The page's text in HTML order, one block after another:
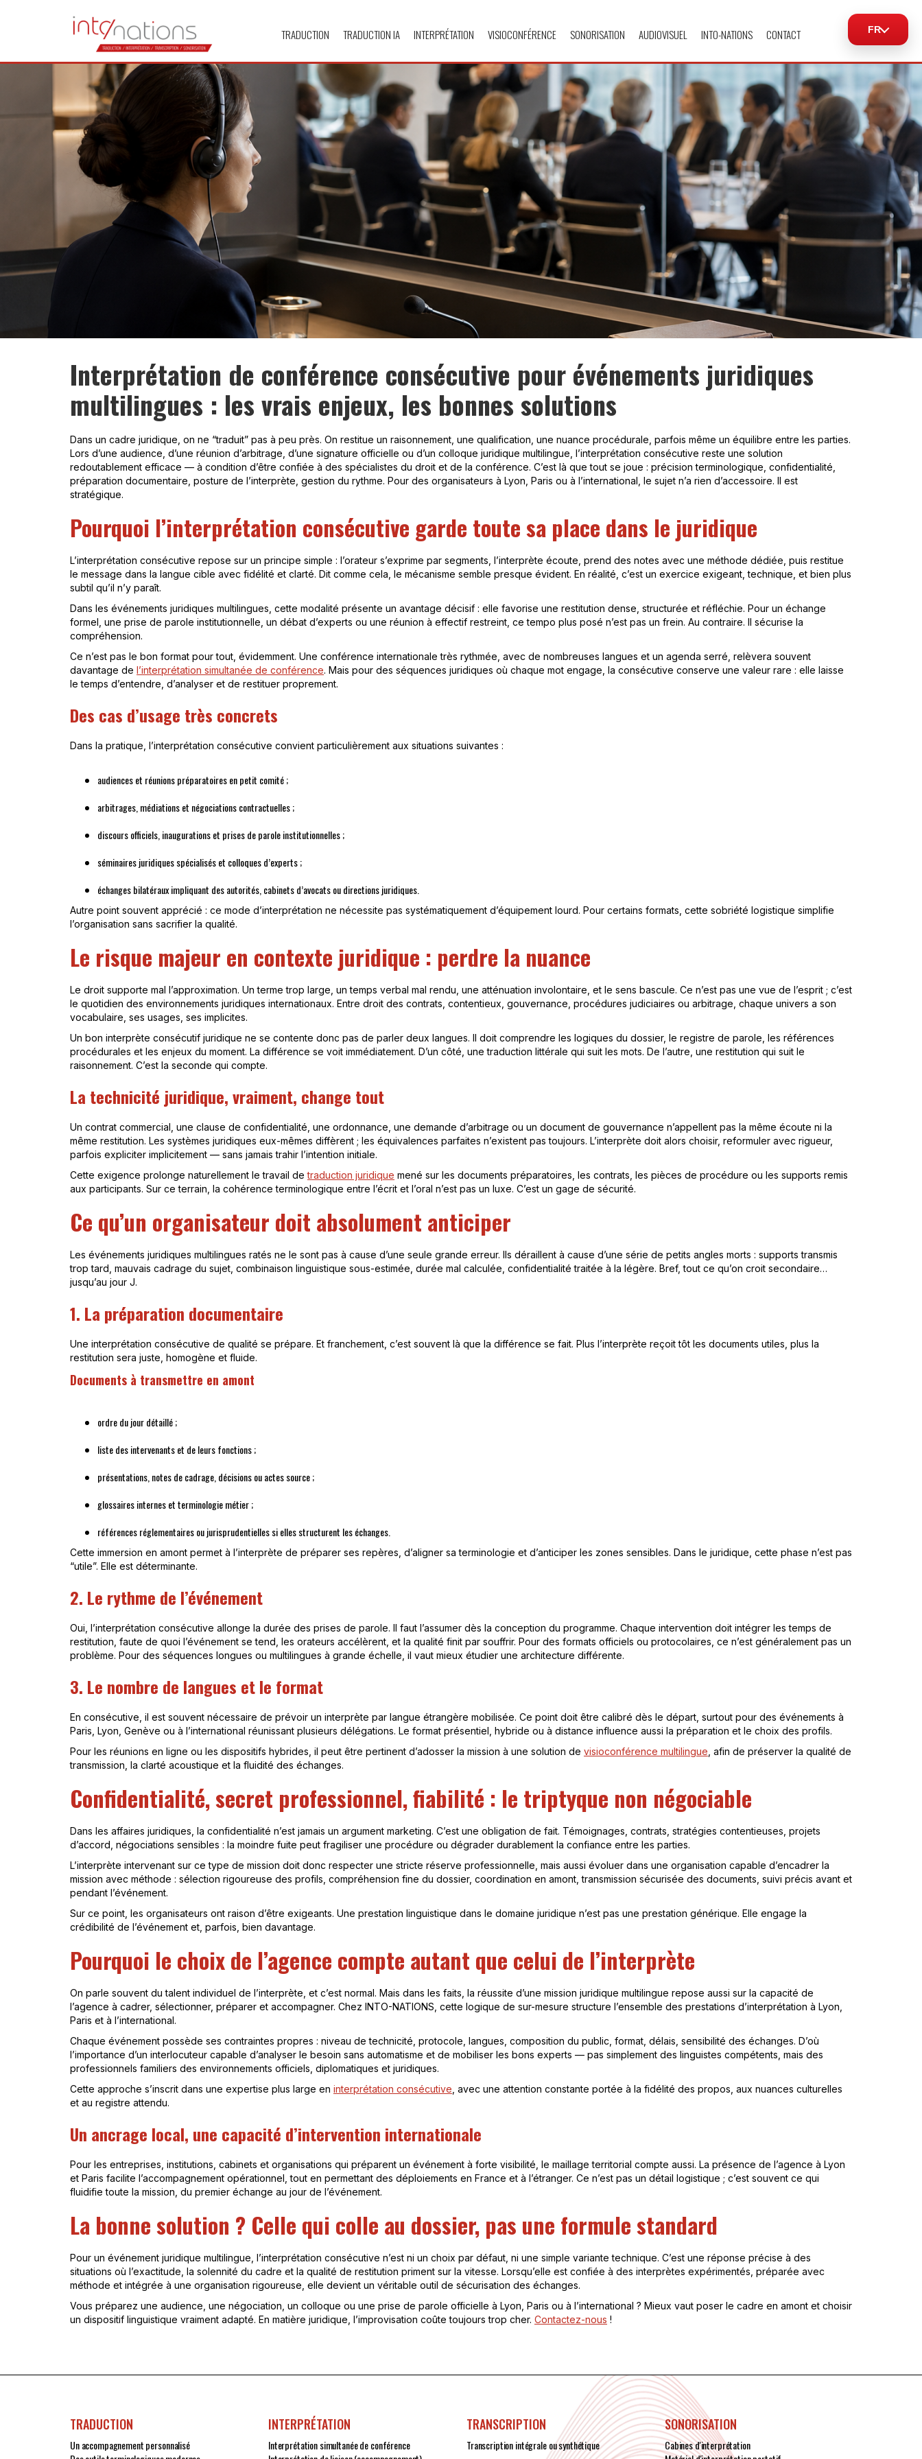
TRADUCTION TRADUCTION IA INTERPRÉTATION VISIOCONFÉRENCE SONORISATION AUDIOVISUEL INTO-NATIONS CONTACT FR
Interprétation de conférence consécutive pour événements juridiques
multilingues : les vrais enjeux, les bonnes solutions
Dans un cadre juridique, on ne “traduit” pas à peu près. On restitue un raisonnement, une qualification, une nuance procédurale, parfois même un équilibre entre les parties.
Lors d’une audience, d’une réunion d’arbitrage, d’une signature officielle ou d’un colloque juridique multilingue, l’interprétation consécutive reste une solution
redoutablement efficace — à condition d’être confiée à des spécialistes du droit et de la conférence. C’est là que tout se joue : précision terminologique, confidentialité,
préparation documentaire, posture de l’interprète, gestion du rythme. Pour des organisateurs à Lyon, Paris ou à l’international, le sujet n’a rien d’accessoire. Il est
stratégique.
Pourquoi l’interprétation consécutive garde toute sa place dans le juridique
L’interprétation consécutive repose sur un principe simple : l’orateur s’exprime par segments, l’interprète écoute, prend des notes avec une méthode dédiée, puis restitue
le message dans la langue cible avec fidélité et clarté. Dit comme cela, le mécanisme semble presque évident. En réalité, c’est un exercice exigeant, technique, et bien plus
subtil qu’il n’y paraît.
Dans les événements juridiques multilingues, cette modalité présente un avantage décisif : elle favorise une restitution dense, structurée et réfléchie. Pour un échange
formel, une prise de parole institutionnelle, un débat d’experts ou une réunion à effectif restreint, ce tempo plus posé n’est pas un frein. Au contraire. Il sécurise la
compréhension.
Ce n’est pas le bon format pour tout, évidemment. Une conférence internationale très rythmée, avec de nombreuses langues et un agenda serré, relèvera souvent
davantage de l’interprétation simultanée de conférence. Mais pour des séquences juridiques où chaque mot engage, la consécutive conserve une valeur rare : elle laisse
le temps d’entendre, d’analyser et de restituer proprement.
Des cas d’usage très concrets
Dans la pratique, l’interprétation consécutive convient particulièrement aux situations suivantes :
audiences et réunions préparatoires en petit comité ;
arbitrages, médiations et négociations contractuelles ;
discours officiels, inaugurations et prises de parole institutionnelles ;
séminaires juridiques spécialisés et colloques d’experts ;
échanges bilatéraux impliquant des autorités, cabinets d’avocats ou directions juridiques.
Autre point souvent apprécié : ce mode d’interprétation ne nécessite pas systématiquement d’équipement lourd. Pour certains formats, cette sobriété logistique simplifie
l’organisation sans sacrifier la qualité.
Le risque majeur en contexte juridique : perdre la nuance
Le droit supporte mal l’approximation. Un terme trop large, un temps verbal mal rendu, une atténuation involontaire, et le sens bascule. Ce n’est pas une vue de l’esprit ; c’est
le quotidien des environnements juridiques internationaux. Entre droit des contrats, contentieux, gouvernance, procédures judiciaires ou arbitrage, chaque univers a son
vocabulaire, ses usages, ses implicites.
Un bon interprète consécutif juridique ne se contente donc pas de parler deux langues. Il doit comprendre les logiques du dossier, le registre de parole, les références
procédurales et les enjeux du moment. La différence se voit immédiatement. D’un côté, une traduction littérale qui suit les mots. De l’autre, une restitution qui suit le
raisonnement. C’est la seconde qui compte.
La technicité juridique, vraiment, change tout
Un contrat commercial, une clause de confidentialité, une ordonnance, une demande d’arbitrage ou un document de gouvernance n’appellent pas la même écoute ni la
même restitution. Les systèmes juridiques eux-mêmes diffèrent ; les équivalences parfaites n’existent pas toujours. L’interprète doit alors choisir, reformuler avec rigueur,
parfois expliciter implicitement — sans jamais trahir l’intention initiale.
Cette exigence prolonge naturellement le travail detraduction juridique mené sur les documents préparatoires, les contrats, les pièces de procédure ou les supports remis
aux participants. Sur ce terrain, la cohérence terminologique entre l’écrit et l’oral n’est pas un luxe. C’est un gage de sécurité.
Ce qu’un organisateur doit absolument anticiper
Les événements juridiques multilingues ratés ne le sont pas à cause d’une seule grande erreur. Ils déraillent à cause d’une série de petits angles morts : supports transmis
trop tard, mauvais cadrage du sujet, combinaison linguistique sous-estimée, durée mal calculée, confidentialité traitée à la légère. Bref, tout ce qu’on croit secondaire…
jusqu’au jour J.
1. La préparation documentaire
Une interprétation consécutive de qualité se prépare. Et franchement, c’est souvent là que la différence se fait. Plus l’interprète reçoit tôt les documents utiles, plus la
restitution sera juste, homogène et fluide.
Documents à transmettre en amont
ordre du jour détaillé ;
liste des intervenants et de leurs fonctions ;
présentations, notes de cadrage, décisions ou actes source ;
glossaires internes et terminologie métier ;
références réglementaires ou jurisprudentielles si elles structurent les échanges.
Cette immersion en amont permet à l’interprète de préparer ses repères, d’aligner sa terminologie et d’anticiper les zones sensibles. Dans le juridique, cette phase n’est pas
“utile”. Elle est déterminante.
2. Le rythme de l’événement
Oui, l’interprétation consécutive allonge la durée des prises de parole. Il faut l’assumer dès la conception du programme. Chaque intervention doit intégrer les temps de
restitution, faute de quoi l’événement se tend, les orateurs accélèrent, et la qualité finit par souffrir. Pour des formats officiels ou protocolaires, ce n’est généralement pas un
problème. Pour des séquences longues ou multilingues à grande échelle, il vaut mieux étudier une architecture différente.
3. Le nombre de langues et le format
En consécutive, il est souvent nécessaire de prévoir un interprète par langue étrangère mobilisée. Ce point doit être calibré dès le départ, surtout pour des événements à
Paris, Lyon, Genève ou à l’international réunissant plusieurs délégations. Le format présentiel, hybride ou à distance influence aussi la préparation et le choix des profils.
Pour les réunions en ligne ou les dispositifs hybrides, il peut être pertinent d’adosser la mission à une solution de visioconférence multilingue , afin de préserver la qualité de
transmission, la clarté acoustique et la fluidité des échanges.
Confidentialité, secret professionnel, fiabilité : le triptyque non négociable
Dans les affaires juridiques, la confidentialité n’est jamais un argument marketing. C’est une obligation de fait. Témoignages, contrats, stratégies contentieuses, projets
d’accord, négociations sensibles : la moindre fuite peut fragiliser une procédure ou dégrader durablement la confiance entre les parties.
L’interprète intervenant sur ce type de mission doit donc respecter une stricte réserve professionnelle, mais aussi évoluer dans une organisation capable d’encadrer la
mission avec méthode : sélection rigoureuse des profils, compréhension fine du dossier, coordination en amont, transmission sécurisée des documents, suivi précis avant et
pendant l’événement.
Sur ce point, les organisateurs ont raison d’être exigeants. Une prestation linguistique dans le domaine juridique n’est pas une prestation générique. Elle engage la
crédibilité de l’événement et, parfois, bien davantage.
Pourquoi le choix de l’agence compte autant que celui de l’interprète
On parle souvent du talent individuel de l’interprète, et c’est normal. Mais dans les faits, la réussite d’une mission juridique multilingue repose aussi sur la capacité de
l’agence à cadrer, sélectionner, préparer et accompagner. Chez INTO-NATIONS, cette logique de sur-mesure structure l’ensemble des prestations d’interprétation à Lyon,
Paris et à l’international.
Chaque événement possède ses contraintes propres : niveau de technicité, protocole, langues, composition du public, format, délais, sensibilité des échanges. D’où
l’importance d’un interlocuteur capable d’analyser le besoin sans automatisme et de mobiliser les bons experts — pas simplement des linguistes compétents, mais des
professionnels familiers des environnements officiels, diplomatiques et juridiques.
Cette approche s’inscrit dans une expertise plus large en interprétation consécutive , avec une attention constante portée à la fidélité des propos, aux nuances culturelles
et au registre attendu.
Un ancrage local, une capacité d’intervention internationale
Pour les entreprises, institutions, cabinets et organisations qui préparent un événement à forte visibilité, le maillage territorial compte aussi. La présence de l’agence à Lyon
et Paris facilite l’accompagnement opérationnel, tout en permettant des déploiements en France et à l’étranger. Ce n’est pas un détail logistique ; c’est souvent ce qui
fluidifie toute la mission, du premier échange au jour de l’événement.
La bonne solution ? Celle qui colle au dossier, pas une formule standard
Pour un événement juridique multilingue, l’interprétation consécutive n’est ni un choix par défaut, ni une simple variante technique. C’est une réponse précise à des
situations où l’exactitude, la solennité du cadre et la qualité de restitution priment sur la vitesse. Lorsqu’elle est confiée à des interprètes expérimentés, préparée avec
méthode et intégrée à une organisation rigoureuse, elle devient un véritable outil de sécurisation des échanges.
Vous préparez une audience, une négociation, un colloque ou une prise de parole officielle à Lyon, Paris ou à l’international ? Mieux vaut poser le cadre en amont et choisir
un dispositif linguistique vraiment adapté. En matière juridique, l’improvisation coûte toujours trop cher. Contactez-nous !
TRADUCTION
Un accompagnement personnalisé
INTERPRÉTATION
Interprétation simultanée de conférence
TRANSCRIPTION
Transcription intégrale ou synthétique
SONORISATION
Cabines d'interprétation